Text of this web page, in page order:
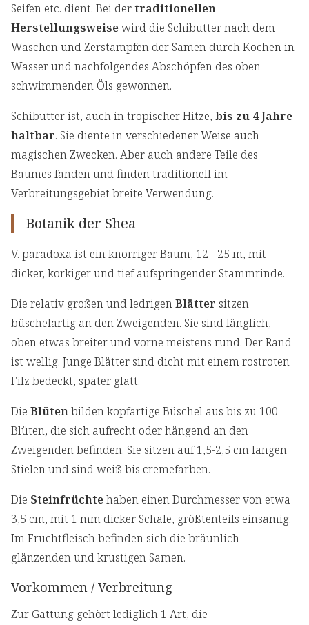
Seifen etc. dient. Bei dertraditionellen
Herstellungsweisewird die Schibutter nach dem
Waschen und Zerstampfen der Samen durch Kochen in
Wasser und nachfolgendes Abschöpfen des oben
schwimmenden Öls gewonnen.
Schibutter ist, auch in tropischer Hitze, bis zu 4 Jahre
haltbar. Sie diente in verschiedener Weise auch
magischen Zwecken. Aber auch andere Teile des
Baumes fanden und finden traditionell im
Verbreitungsgebiet breite Verwendung.
Botanik der Shea
V. paradoxa ist ein knorriger Baum, 12 - 25 m, mit
dicker, korkiger und tief aufspringender Stammrinde.
Die relativ großen und ledrigenBlätter sitzen
büschelartig an den Zweigenden. Sie sind länglich,
oben etwas breiter und vorne meistens rund. Der Rand
ist wellig. Junge Blätter sind dicht mit einem rostroten
Filz bedeckt, später glatt.
Die Blütenbilden kopfartige Büschel aus bis zu 100
Blüten, die sich aufrecht oder hängend an den
Zweigenden befinden. Sie sitzen auf 1,5-2,5 cm langen
Stielen und sind weiß bis cremefarben.
Die Steinfrüchtehaben einen Durchmesser von etwa
3,5 cm, mit 1 mm dicker Schale, größtenteils einsamig.
Im Fruchtfleisch befinden sich die bräunlich
glänzenden und krustigen Samen.
Vorkommen / Verbreitung
Zur Gattung gehört lediglich 1 Art, die